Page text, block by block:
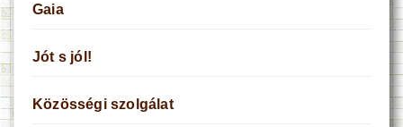
Gaia
Jót s jól!
Közösségi szolgálat